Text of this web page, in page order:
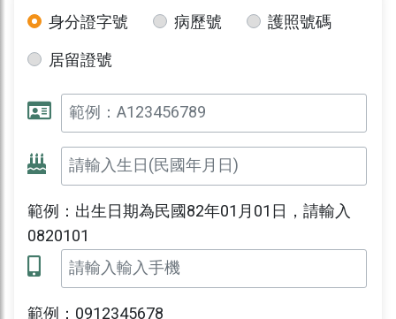
身分證字號 病歷號
護照號碼
居留證號
範例：出生日期為民國82年01月01日，請輸入
0820101
範例：0912345678